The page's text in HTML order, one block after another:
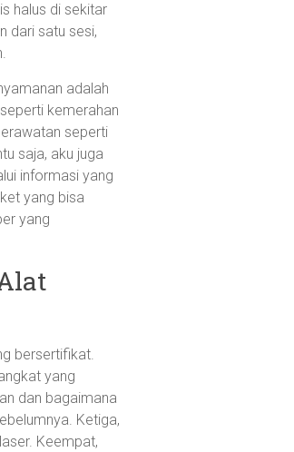
halus di sekitar
dari satu sesi,
adalah
kemerahan
seperti
saja, aku juga
informasi yang
yang bisa
yang
bersertifikat.
yang
dan bagaimana
Ketiga,
Keempat,